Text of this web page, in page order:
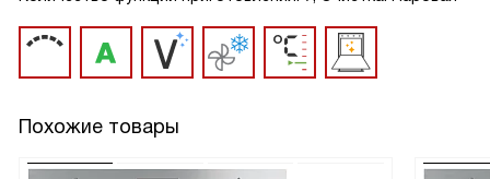
Похожие товары